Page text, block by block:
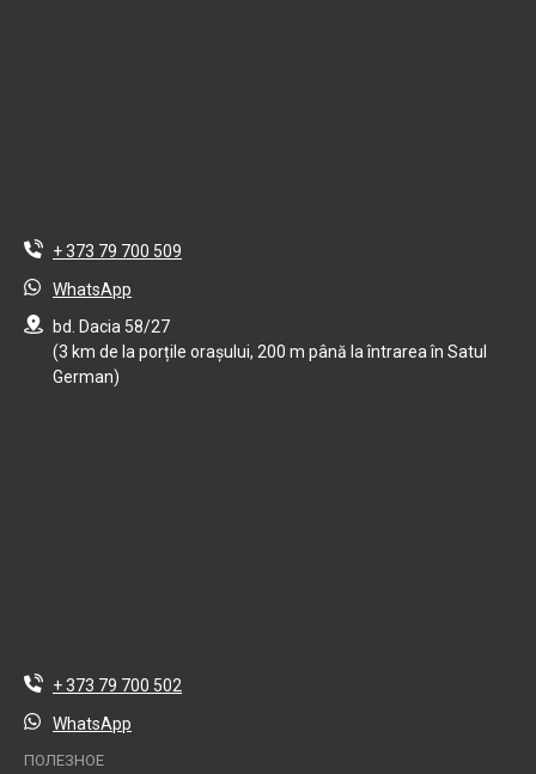
+ 373 79 700 509
WhatsApp
bd. Dacia 58/27
(3 km de la porțile orașului, 200 m până la întrarea în Satul
German)
+ 373 79 700 502
WhatsApp
ПОЛЕЗНОЕ